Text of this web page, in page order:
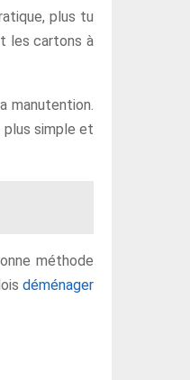
plus tu
les cartons à
manutention.
simple et
méthode
déménager